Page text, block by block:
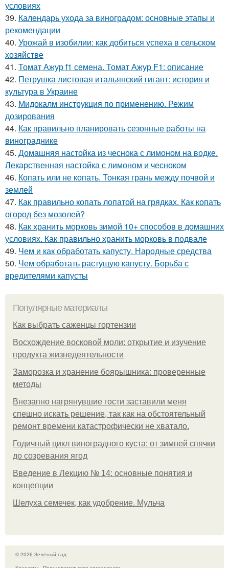
условиях
39. Календарь ухода за виноградом: основные этапы и
рекомендации
40. Урожай в изобилии: как добиться успеха в сельском
хозяйстве
41. Томат Ажур f1 семена. Томат Ажур F1: описание
42. Петрушка листовая итальянский гигант: история и
культура в Украине
43. Мидокалм инструкция по применению. Режим
дозирования
44. Как правильно планировать сезонные работы на
винограднике
45. Домашняя настойка из чеснока с лимоном на водке.
Лекарственная настойка с лимоном и чесноком
46. Копать или не копать. Тонкая грань между почвой и
землей
47. Как правильно копать лопатой на грядках. Как копать
огород без мозолей?
48. Как хранить морковь зимой 10+ способов в домашних
условиях. Как правильно хранить морковь в подвале
49. Чем и как обработать капусту. Народные средства
50. Чем обработать растущую капусту. Борьба с
вредителями капусты
Популярные материалы
Как выбрать саженцы гортензии
Восхождение восковой моли: открытие и изучение
продукта жизнедеятельности
Заморозка и хранение боярышника: проверенные
методы
Внезапно нагрянувшие гости заставили меня
спешно искать решение, так как на обстоятельный
ремонт времени катастрофически не хватало.
Годичный цикл виноградного куста: от зимней спячки
до созревания ягод
Введение в Лекцию № 14: основные понятия и
концепции
Шелуха семечек, как удобрение. Мульча
© 2026 Зелёный сад